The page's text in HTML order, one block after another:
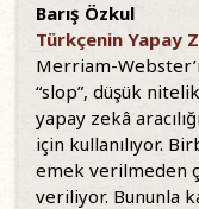
Barış Özkul
Türkçenin Yapay
Merriam-
“slop”, düşük
yapay zekâ
için kullanılıyor.
emek verilmeden
veriliyor. Bununla